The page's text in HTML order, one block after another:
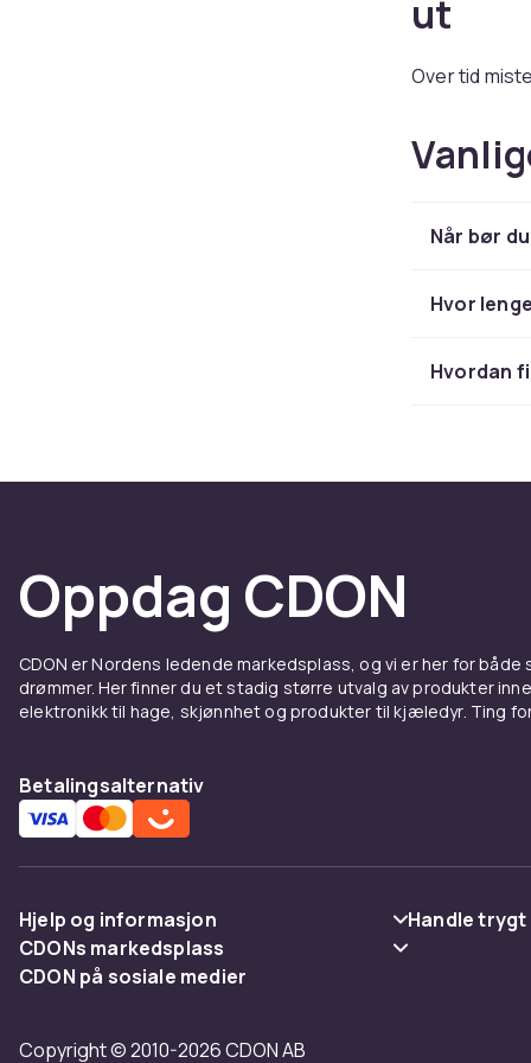
ut
Over tid
ikke blir
Alle
Filtrer
Bytt
Når bør
Hvor
Hvordan
Oppdag CDON
CDON er Nordens ledende markedsplass, og vi er her for
drømmer. Her finner du et stadig større utvalg av produkter
elektronikk til hage, skjønnhet og produkter til kjæledyr. Ting
Betalingsalternativ
Hjelp og informasjon
Vanlige spørsmål
Angre & returner her
Handle trygt
CDONs markedsplass
Merchant Help Center
CDON på sosiale medier
Copyright © 2010-2026 CDON AB